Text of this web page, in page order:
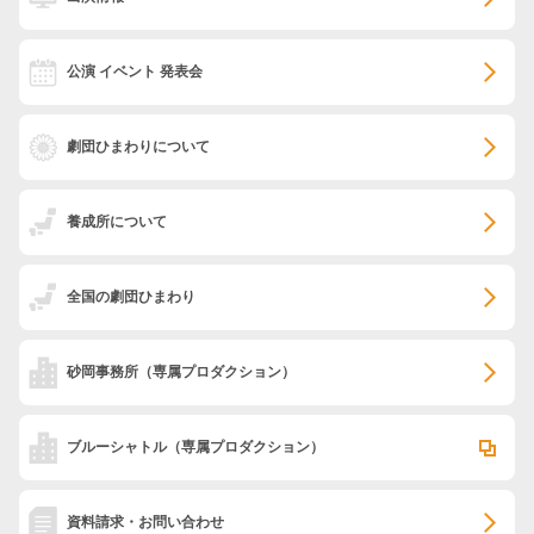
公演 イベント 発表会
劇団ひまわりについて
養成所について
全国の劇団ひまわり
砂岡事務所 （専属プロダクション）
ブルーシャトル（専属プロダクション）
資料請求・お問い合わせ